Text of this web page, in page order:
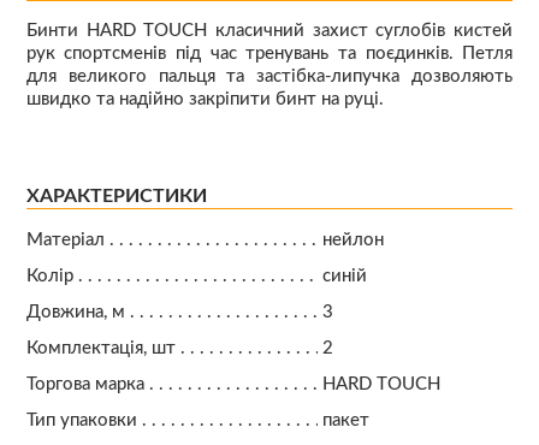
Бинти HARD TOUCH класичний захист суглобів кистей
рук спортсменів під час тренувань та поєдинків. Петля
для великого пальця та застібка-липучка дозволяють
швидко та надійно закріпити бинт на руці.
ХАРАКТЕРИСТИКИ
Матеріал
нейлон
Колір
синій
Довжина, м
3
Комплектація, шт
2
Торгова марка
HARD TOUCH
Тип упаковки
пакет